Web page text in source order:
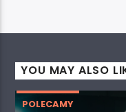
YOU MAY ALSO
POLECAMY